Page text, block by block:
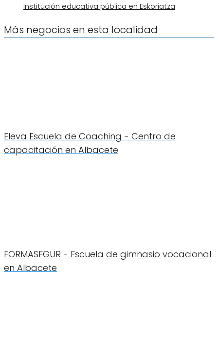
Institución educativa pública en Eskoriatza
Más negocios en esta localidad
Eleva Escuela de Coaching - Centro de
capacitación en Albacete
FORMASEGUR - Escuela de gimnasio vocacional
en Albacete